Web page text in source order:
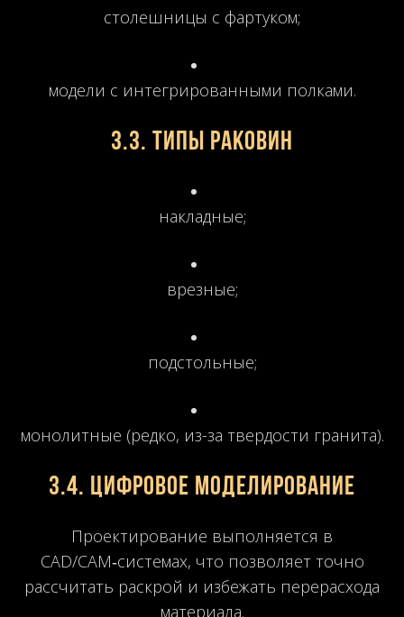
столешницы с фартуком;
модели с интегрированными полками.
3.3. Типы раковин
накладные;
врезные;
подстольные;
монолитные (редко, из-за твердости гранита).
3.4. Цифровое моделирование
Проектирование выполняется в
CAD/CAM‑системах, что позволяет точно
рассчитать раскрой и избежать перерасхода
материала.